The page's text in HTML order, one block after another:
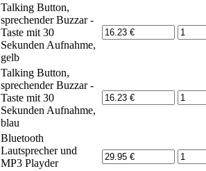
Talking Button,
sprechender Buzzar -
Taste mit 30
Sekunden Aufnahme,
gelb
Talking Button,
sprechender Buzzar -
Taste mit 30
Sekunden Aufnahme,
blau
Bluetooth
Lautsprecher und
MP3 Playder